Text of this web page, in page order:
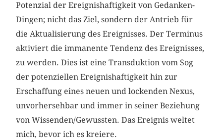
Potenzial der Ereignishaftigkeit von Gedanken-
Dingen; nicht das Ziel, sondern der Antrieb für
die Aktualisierung des Ereignisses. Der Terminus
aktiviert die immanente Tendenz des Ereignisses,
zu werden. Dies ist eine Transduktion vom Sog
der potenziellen Ereignishaftigkeit hin zur
Erschaffung eines neuen und lockenden Nexus,
unvorhersehbar und immer in seiner Beziehung
von Wissenden/Gewussten. Das Ereignis weltet
mich, bevor ich es kreiere.